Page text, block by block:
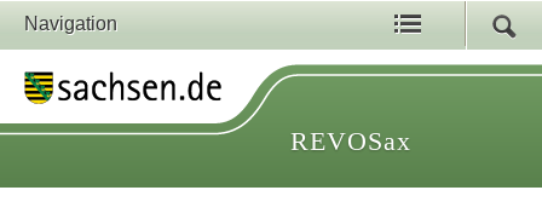
Navigation
REVOSax